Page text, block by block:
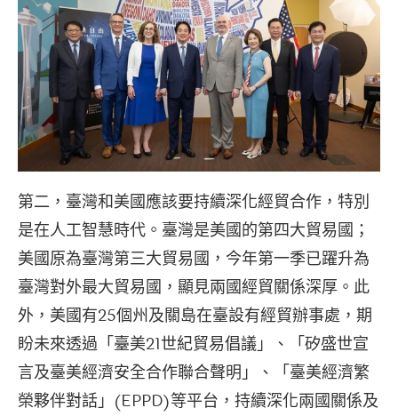
第二，臺灣和美國應該要持續深化經貿合作，特別
是在人工智慧時代。臺灣是美國的第四大貿易國；
美國原為臺灣第三大貿易國，今年第一季已躍升為
臺灣對外最大貿易國，顯見兩國經貿關係深厚。此
外，美國有25個州及關島在臺設有經貿辦事處，期
盼未來透過「臺美21世紀貿易倡議」、「矽盛世宣
言及臺美經濟安全合作聯合聲明」、「臺美經濟繁
榮夥伴對話」(EPPD)等平台，持續深化兩國關係及